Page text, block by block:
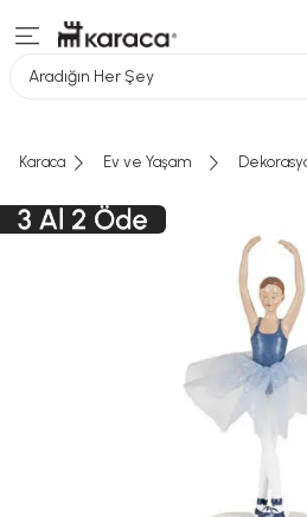
Aradığın Her Şey
Karaca Ev ve Yaşam